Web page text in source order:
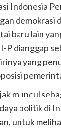
Indonesia
demokrasi
baru lain
P dianggap
yang
muncul
politik di
untuk